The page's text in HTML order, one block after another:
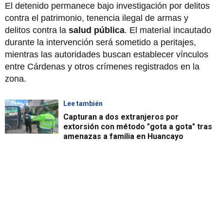
El detenido permanece bajo investigación por delitos
contra el patrimonio, tenencia ilegal de armas y
delitos contra la salud pública. El material incautado
durante la intervención será sometido a peritajes,
mientras las autoridades buscan establecer vínculos
entre Cárdenas y otros crímenes registrados en la
zona.
Lee también
Capturan a dos extranjeros por
extorsión con método "gota a gota" tras
amenazas a familia en Huancayo